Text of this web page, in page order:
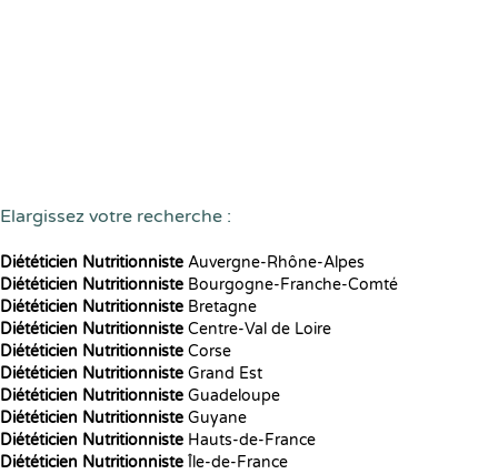
Elargissez votre recherche :
Diététicien Nutritionniste Auvergne-Rhône-Alpes
Diététicien Nutritionniste Bourgogne-Franche-Comté
Diététicien Nutritionniste Bretagne
Diététicien Nutritionniste Centre-Val de Loire
Diététicien Nutritionniste Corse
Diététicien Nutritionniste Grand Est
Diététicien Nutritionniste Guadeloupe
Diététicien Nutritionniste Guyane
Diététicien Nutritionniste Hauts-de-France
Diététicien Nutritionniste Île-de-France